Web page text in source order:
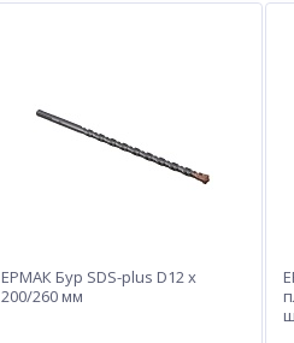
ЕРМАК Бур SDS-plus D12 x
200/260 мм